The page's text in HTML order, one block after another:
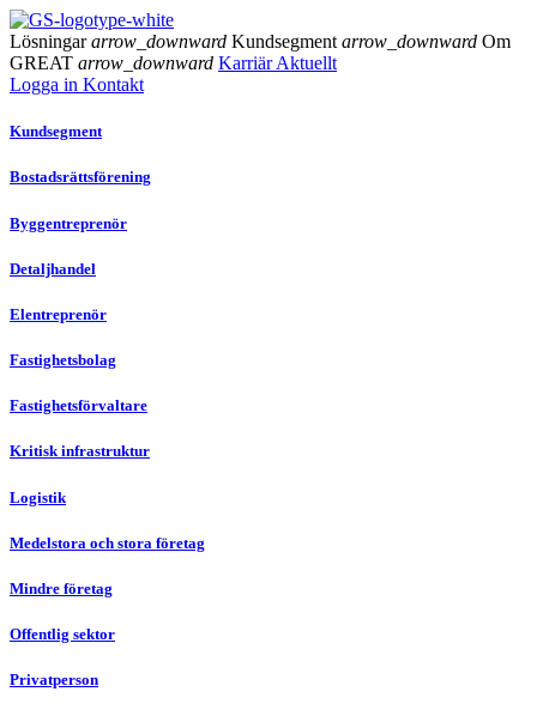
Lösningararrow_downward Kundsegment arrow_downward Om
GREAT arrow_downward KarriärAktuellt
Logga in Kontakt
Kundsegment
Bostadsrättsförening
Byggentreprenör
Detaljhandel
Elentreprenör
Fastighetsbolag
Fastighetsförvaltare
Kritisk infrastruktur
Logistik
Medelstora och stora företag
Mindre företag
Offentlig sektor
Privatperson